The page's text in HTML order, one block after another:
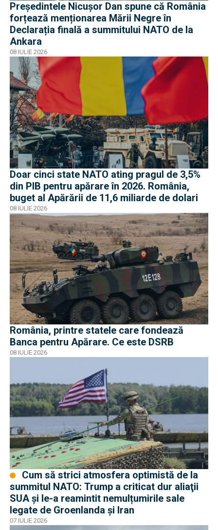
Președintele Nicușor Dan spune că România
forțează menționarea Mării Negre în
Declarația finală a summitului NATO de la
Ankara
08 IULIE 2026
Doar cinci state NATO ating pragul de 3,5%
din PIB pentru apărare în 2026. România,
buget al Apărării de 11,6 miliarde de dolari
08 IULIE 2026
România, printre statele care fondează
Banca pentru Apărare. Ce este DSRB
08 IULIE 2026
summitul NATO: Trump a criticat dur aliaţii
SUA şi le-a reamintit nemulțumirile sale
legate de Groenlanda şi Iran
07 IULIE 2026